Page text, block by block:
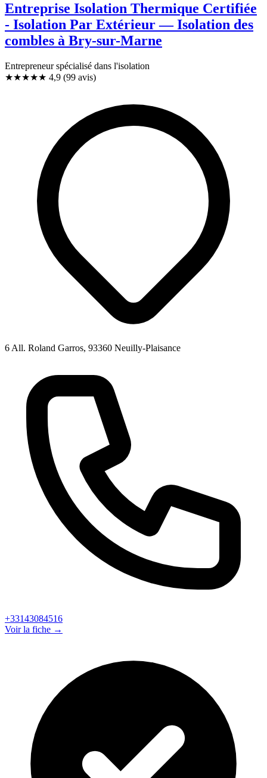
Entreprise Isolation Thermique Certifiée
- Isolation Par Extérieur — Isolation des
combles à Bry-sur-Marne
Entrepreneur spécialisé dans l'isolation
★★★★★ 4,9 (99 avis)
6 All. Roland Garros, 93360 Neuilly-Plaisance
+33143084516
Voir la fiche →